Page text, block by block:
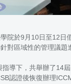
學院於9月10日至12
對區域性的管理議題
導下，共舉辦了14
認證後恢復辦理